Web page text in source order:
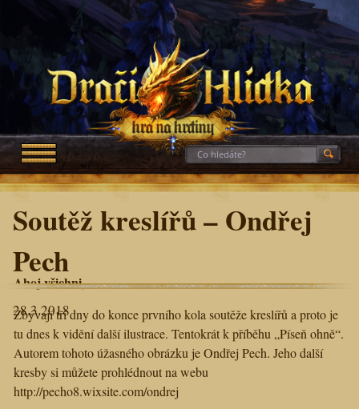
Soutěž kreslířů – Ondřej
Pech
28.3.2018
Ahoj všichni,
Zbývají tři dny do konce prvního kola soutěže kreslířů a proto je
tu dnes k vidění další ilustrace. Tentokrát k příběhu „Píseň ohně“.
Autorem tohoto úžasného obrázku je Ondřej Pech. Jeho další
kresby si můžete prohlédnout na webu
http://pecho8.wixsite.com/ondrej